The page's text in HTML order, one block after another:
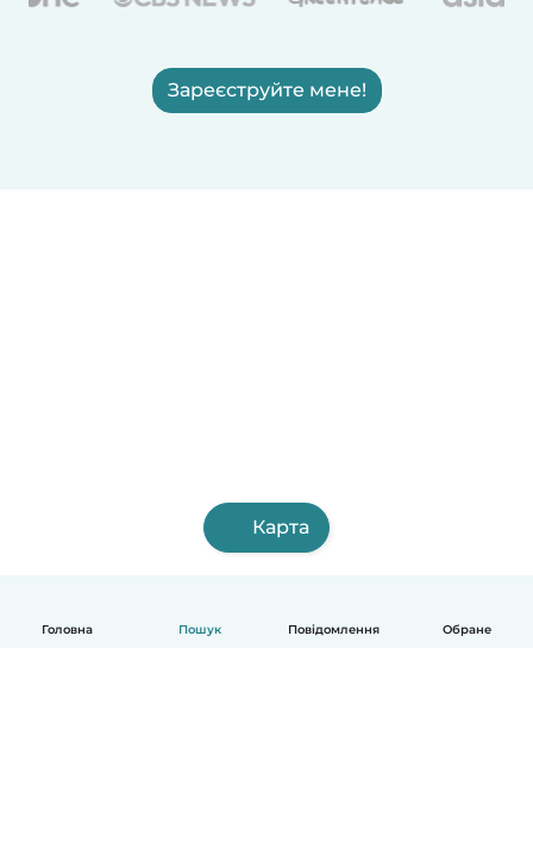
Головна Пошук Повідомлення Обране
Зареєструйте мене!
Карта